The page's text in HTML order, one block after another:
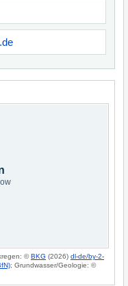
©BKG (2026) dl-de/by-2-
; Grundwasser/Geologie: ©